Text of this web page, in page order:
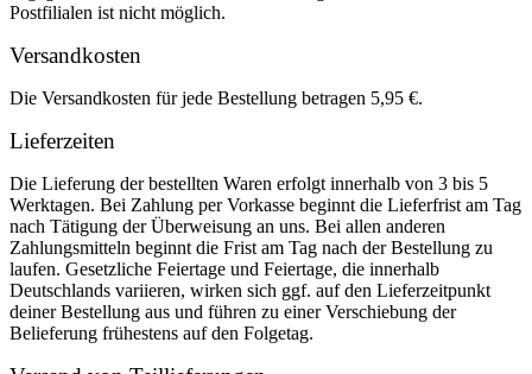
Postfilialen ist nicht möglich.
Versandkosten
Die Versandkosten für jede Bestellung betragen 5,95 €.
Lieferzeiten
Die Lieferung der bestellten Waren erfolgt innerhalb von 3 bis 5
Werktagen. Bei Zahlung per Vorkasse beginnt die Lieferfrist am Tag
nach Tätigung der Überweisung an uns. Bei allen anderen
Zahlungsmitteln beginnt die Frist am Tag nach der Bestellung zu
laufen. Gesetzliche Feiertage und Feiertage, die innerhalb
Deutschlands variieren, wirken sich ggf. auf den Lieferzeitpunkt
deiner Bestellung aus und führen zu einer Verschiebung der
Belieferung frühestens auf den Folgetag.